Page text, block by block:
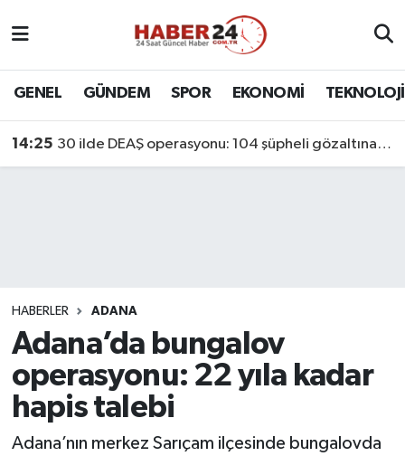
GENEL GÜNDEM SPOR EKONOMİ TEKNOLOJİ
14:25 30 ilde DEAŞ operasyonu: 104 şüpheli gözaltına alındı
HABERLER ADANA
Adana’da bungalov
operasyonu: 22 yıla kadar
hapis talebi
Adana’nın merkez Sarıçam ilçesinde bungalovda
Nöbetçi Eczaneler
Son Dakika Haberleri
Haber Arşivi